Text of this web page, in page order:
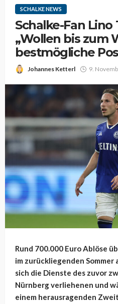
SCHALKE NEWS
Schalke-Fan
„Wollen bis zum
bestmögliche
Johannes Ketterl 9.
Rund 700.000 Euro Ablöse
im zurückliegenden Sommer
sich die Dienste des zuvor
Nürnberg verliehenen und
einem herausragenden